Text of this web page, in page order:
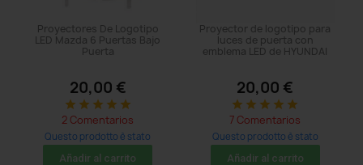
Proyectores De Logotipo
LED Mazda 6 Puertas Bajo
Puerta
20,00 €
star star star star star
2 Comentarios
Questo prodotto è stato
acquistato: 5 times
Añadir al carrito
Proyector de logotipo para
luces de puerta con
emblema LED de HYUNDAI
20,00 €
star star star star star
7 Comentarios
Questo prodotto è stato
acquistato: 8 times
Añadir al carrito